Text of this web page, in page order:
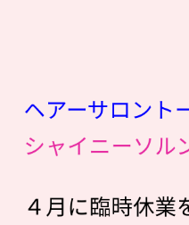
ヘアーサロント
シャイニーソル
４月に臨時休業